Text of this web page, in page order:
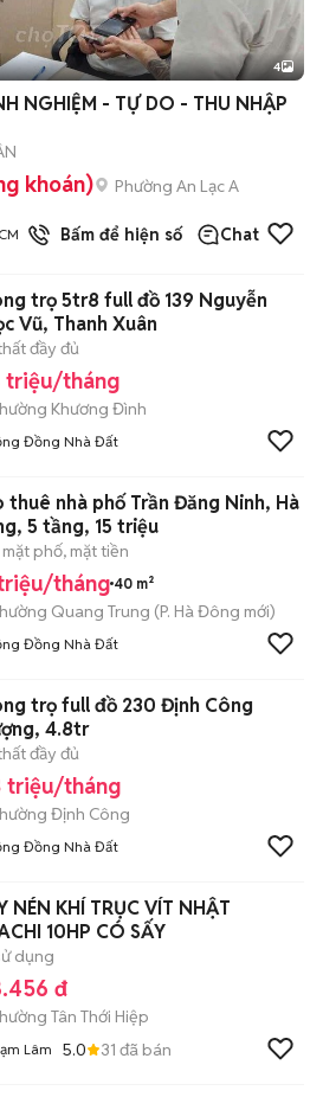
4
NGHIỆM - TỰ DO - THU NHẬP
khoán) Phường An Lạc A
1đã bánBấm để hiện số Chat
trọ 5tr8 full đồ 139 Nguyễn
Vũ, Thanh Xuân
đầy đủ
triệu/tháng
Khương Đình
Đồng Nhà Đất
thuê nhà phố Trần Đăng Ninh, Hà
5 tầng, 15 triệu
phố, mặt tiền
tháng 40 m²
Quang Trung (P. Hà Đông mới)
Đồng Nhà Đất
trọ full đồ 230 Định Công
4.8tr
đầy đủ
triệu/tháng
Định Công
Đồng Nhà Đất
NÉN KHÍ TRỤC VÍT NHẬT
10HP CÓ SẤY
dụng
đ
Tân Thới Hiệp
Lâm 5.0 31 đã bán